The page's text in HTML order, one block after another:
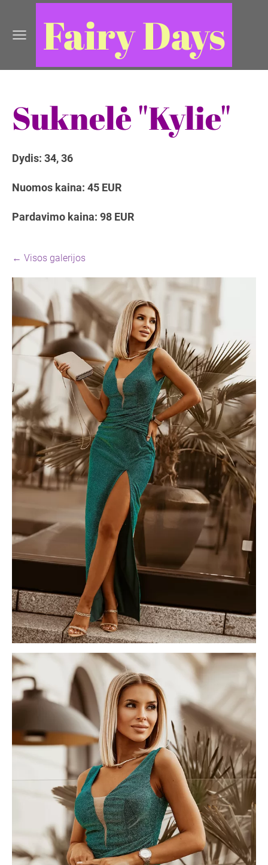
Fairy Days
Suknelė "Kylie"
Dydis: 34, 36
Nuomos kaina: 45 EUR
Pardavimo kaina: 98 EUR
Visos galerijos